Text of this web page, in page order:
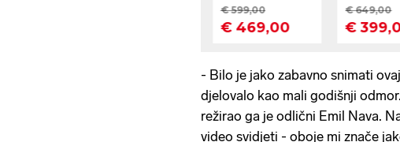
- Bilo je jako zabavno snimati
djelovalo kao mali godišnji
režirao ga je odlični Emil Nava.
video svidjeti - oboje mi znače